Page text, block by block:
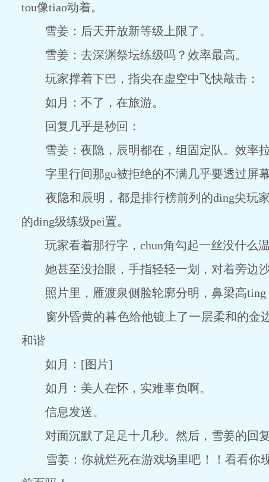
tou像tiao动着。
雪姜：后天开放新等级上限了。
雪姜：去深渊祭坛练级吗？效率最高。
玩家撑着下巴，指尖在虚空中飞快敲击：
如月：不了，在旅游。
回复几乎是秒回：
雪姜：夜隐，辰明都在，组固定队。效率拉
字里行间那gu被拒绝的不满几乎要透过屏幕
夜隐和辰明，都是排行榜前列的ding尖玩家
的ding级练级pei置。
玩家看着那行字，chun角勾起一丝没什么温
她甚至没抬眼，手指轻轻一划，对着旁边沙
照片里，雁渡泉侧脸轮廓分明，鼻梁高ting
窗外昏黄的暮色给他镀上了一层柔和的金
和谐
如月：[图片]
如月：美人在怀，实难辜负啊。
信息发送。
对面沉默了足足十几秒。然后，雪姜的回复
雪姜：你就烂死在游戏场里吧！！看看你